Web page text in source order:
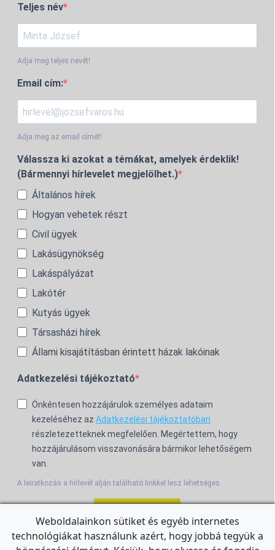
Teljes név
Adja meg teljes nevét!
Email cím:
Adja meg az email címét!
Válassza ki azokat a témákat, amelyek érdeklik!
(Bármennyi hírlevelet megjelölhet.)
Általános hírek
Hogyan vehetek részt
Civil ügyek
Lakásügynökség
Lakáspályázat
Lakótér
Kutyás ügyek
Társasházi hírek
Állami kisajátításban érintett házak lakóinak
Adatkezelési tájékoztató
Önkéntesen hozzájárulok személyes adataim
kezeléséhez az Adatkezelési tájékoztatóban
részletezetteknek megfelelően. Megértettem, hogy
hozzájárulásom visszavonására bármikor lehetőségem
van.
A leiratkozás a hírlevél alján található linkkel lesz lehetséges.
For the English Newsletter, clickHERE.
Weboldalainkon sütiket és egyéb internetes
technológiákat használunk azért, hogy jobbá tegyük a